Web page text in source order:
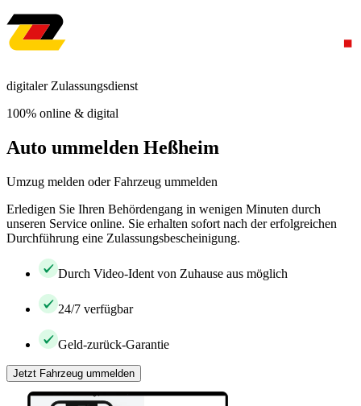
digitaler Zulassungsdienst
100% online & digital
Auto ummelden Heßheim
Umzug melden oder Fahrzeug ummelden
Erledigen Sie Ihren Behördengang in wenigen Minuten durch
unseren Service online. Sie erhalten sofort nach der erfolgreichen
Durchführung eine Zulassungsbescheinigung.
Durch Video-Ident von Zuhause aus möglich
24/7 verfügbar
Geld-zurück-Garantie
Jetzt Fahrzeug ummelden